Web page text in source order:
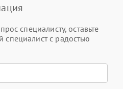
специалисту, оставьте
с радостью